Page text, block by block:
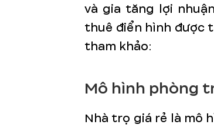
và gia tăng lợi
thuê điển hình được
tham khảo:
Mô hình phòng
Nhà trọ giá rẻ là mô